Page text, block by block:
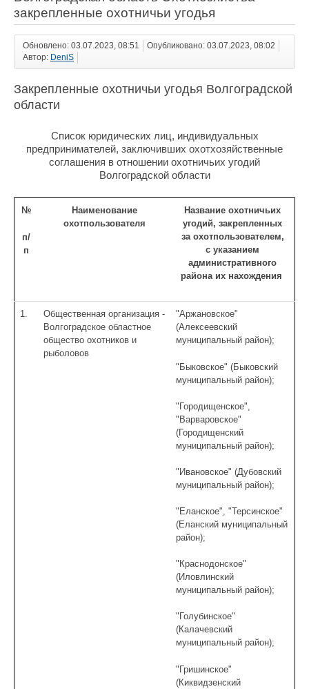
закрепленные охотничьи угодья
Обновлено: 03.07.2023, 08:51
Опубликовано: 03.07.2023, 08:02
Автор: DeniS
Закрепленные охотничьи угодья Волгоградской
области
Список юридических лиц, индивидуальных
предпринимателей, заключивших охотхозяйственные
соглашения в отношении охотничьих угодий
Волгоградской области
№
п/
п
Наименование
охотпользователя
Название охотничьих
угодий, закрепленных
за охотпользователем,
с указанием
административного
района их нахождения
1.
Общественная организация -
Волгоградское областное
общество охотников и
рыболовов
"Аржановское"
(Алексеевский
муниципальный район);
"Быковское" (Быковский
муниципальный район);
"Городищенское",
"Варваровское"
(Городищенский
муниципальный район);
"Ивановское" (Дубовский
муниципальный район);
"Еланское", "Терсинское"
(Еланский муниципальный
район);
"Краснодонское"
(Иловлинский
муниципальный район);
"Голубинское"
(Калачевский
муниципальный район);
"Гришинское"
(Киквидзенский